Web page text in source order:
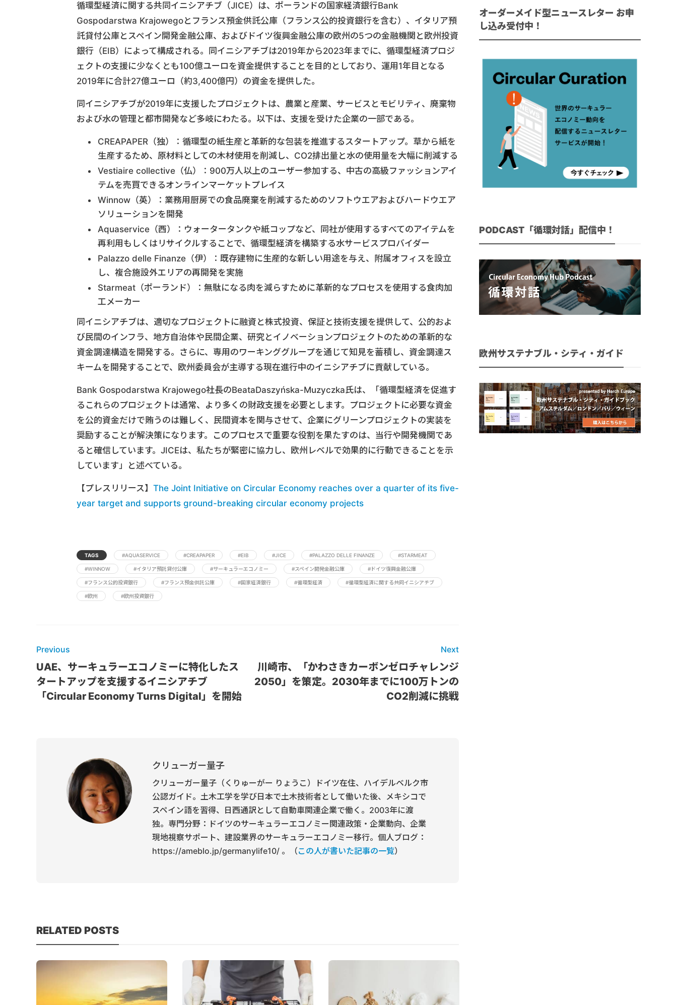
循環型経済に関する共同イニシアチブ（JICE）は、ポーランドの国家経済銀行Bank
Gospodarstwa Krajowegoとフランス預金供託公庫（フランス公的投資銀行を含む）、イタリア預
託貸付公庫とスペイン開発金融公庫、およびドイツ復興金融公庫の欧州の5つの金融機関と欧州投資
銀行（EIB）によって構成される。同イニシアチブは2019年から2023年までに、循環型経済プロジ
ェクトの支援に少なくとも100億ユーロを資金提供することを目的としており、運用1年目となる
2019年に合計27億ユーロ（約3,400億円）の資金を提供した。
同イニシアチブが2019年に支援したプロジェクトは、農業と産業、サービスとモビリティ、廃棄物
および水の管理と都市開発など多岐にわたる。以下は、支援を受けた企業の一部である。
CREAPAPER（独）：循環型の紙生産と革新的な包装を推進するスタートアップ。草から紙を
生産するため、原材料としての木材使用を削減し、CO2排出量と水の使用量を大幅に削減する
Vestiaire collective（仏）：900万人以上のユーザー参加する、中古の高級ファッションアイ
テムを売買できるオンラインマーケットプレイス
Winnow（英）：業務用厨房での食品廃棄を削減するためのソフトウエアおよびハードウエア
ソリューションを開発
Aquaservice（西）：ウォータータンクや紙コップなど、同社が使用するすべてのアイテムを
再利用もしくはリサイクルすることで、循環型経済を構築する水サービスプロバイダー
Palazzo delle Finanze（伊）：既存建物に生産的な新しい用途を与え、附属オフィスを設立
し、複合施設外エリアの再開発を実施
Starmeat（ポーランド）：無駄になる肉を減らすために革新的なプロセスを使用する食肉加
工メーカー
同イニシアチブは、適切なプロジェクトに融資と株式投資、保証と技術支援を提供して、公的およ
び民間のインフラ、地方自治体や民間企業、研究とイノベーションプロジェクトのための革新的な
資金調達構造を開発する。さらに、専用のワーキンググループを通じて知見を蓄積し、資金調達ス
キームを開発することで、欧州委員会が主導する現在進行中のイニシアチブに貢献している。
Bank Gospodarstwa Krajowego社長のBeataDaszyńska-Muzyczka氏は、「循環型経済を促進す
るこれらのプロジェクトは通常、より多くの財政支援を必要とします。プロジェクトに必要な資金
を公的資金だけで賄うのは難しく、民間資本を関与させて、企業にグリーンプロジェクトの実装を
奨励することが解決策になります。このプロセスで重要な役割を果たすのは、当行や開発機関であ
ると確信しています。JICEは、私たちが緊密に協力し、欧州レベルで効果的に行動できることを示
しています」と述べている。
【プレスリリース】 The Joint Initiative on Circular Economy reaches over a quarter of its five-
year target and supports ground-breaking circular economy projects
TAGS #AQUASERVICE #CREAPAPER #EIB #JICE #PALAZZO DELLE FINANZE #STARMEAT
#WINNOW #イタリア預託貸付公庫 #サーキュラーエコノミー #スペイン開発金融公庫 #ドイツ復興金融公庫
#フランス公的投資銀行 #フランス預金供託公庫 #国家経済銀行 #循環型経済 #循環型経済に関する共同イニシアチブ
#欧州 #欧州投資銀行
Previous
UAE、サーキュラーエコノミーに特化したス
タートアップを支援するイニシアチブ
「Circular Economy Turns Digital」を開始
Next
川崎市、「かわさきカーボンゼロチャレンジ
2050」を策定。2030年までに100万トンの
CO2削減に挑戦
クリューガー量子
クリューガー量子（くりゅーがー りょうこ）ドイツ在住、ハイデルベルク市
公認ガイド。土木工学を学び日本で土木技術者として働いた後、メキシコで
スペイン語を習得、日西通訳として自動車関連企業で働く。2003年に渡
独。専門分野：ドイツのサーキュラーエコノミー関連政策・企業動向、企業
現地視察サポート、建設業界のサーキュラーエコノミー移行。個人ブログ：
https://ameblo.jp/germanylife10/ 。（この人が書いた記事の一覧）
RELATED POSTS
オーダーメイド型ニュースレター お申
し込み受付中！
PODCAST「循環対話」配信中！
欧州サステナブル・シティ・ガイド